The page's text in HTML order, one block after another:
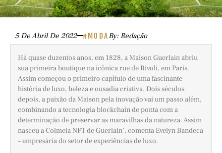
5 De Abril De 2022 #MODABy: Redação
Há quase duzentos anos, em 1828, a Maison Guerlain abriu
sua primeira boutique na icônica rue de Rivoli, em Paris.
Assim começou o primeiro capítulo de uma fascinante
história de luxo, beleza e ousadia criativa. Dois séculos
depois, a paixão da Maison pela inovação vai um passo além,
combinando a tecnologia blockchain de ponta com a
determinação de preservar as maravilhas da natureza. Assim
nasceu a Colmeia NFT de Guerlain’, comenta Evelyn Bandeca
– empresária do setor de experiências de luxo.